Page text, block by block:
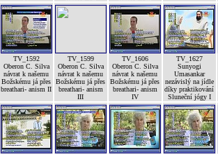
TV_1592
Oberon C. Silva
návrat k našemu
Božskému já přes
breathari- anism II
TV_1599
Oberon C. Silva
návrat k našemu
Božskému já přes
breathari- anism
III
TV_1606
Oberon C. Silva
návrat k našemu
Božskému já přes
breathari- anism
IV
TV_1627
Sunyogi
Umasankar
nezávislý na jídle
díky praktikování
Sluneční jógy I